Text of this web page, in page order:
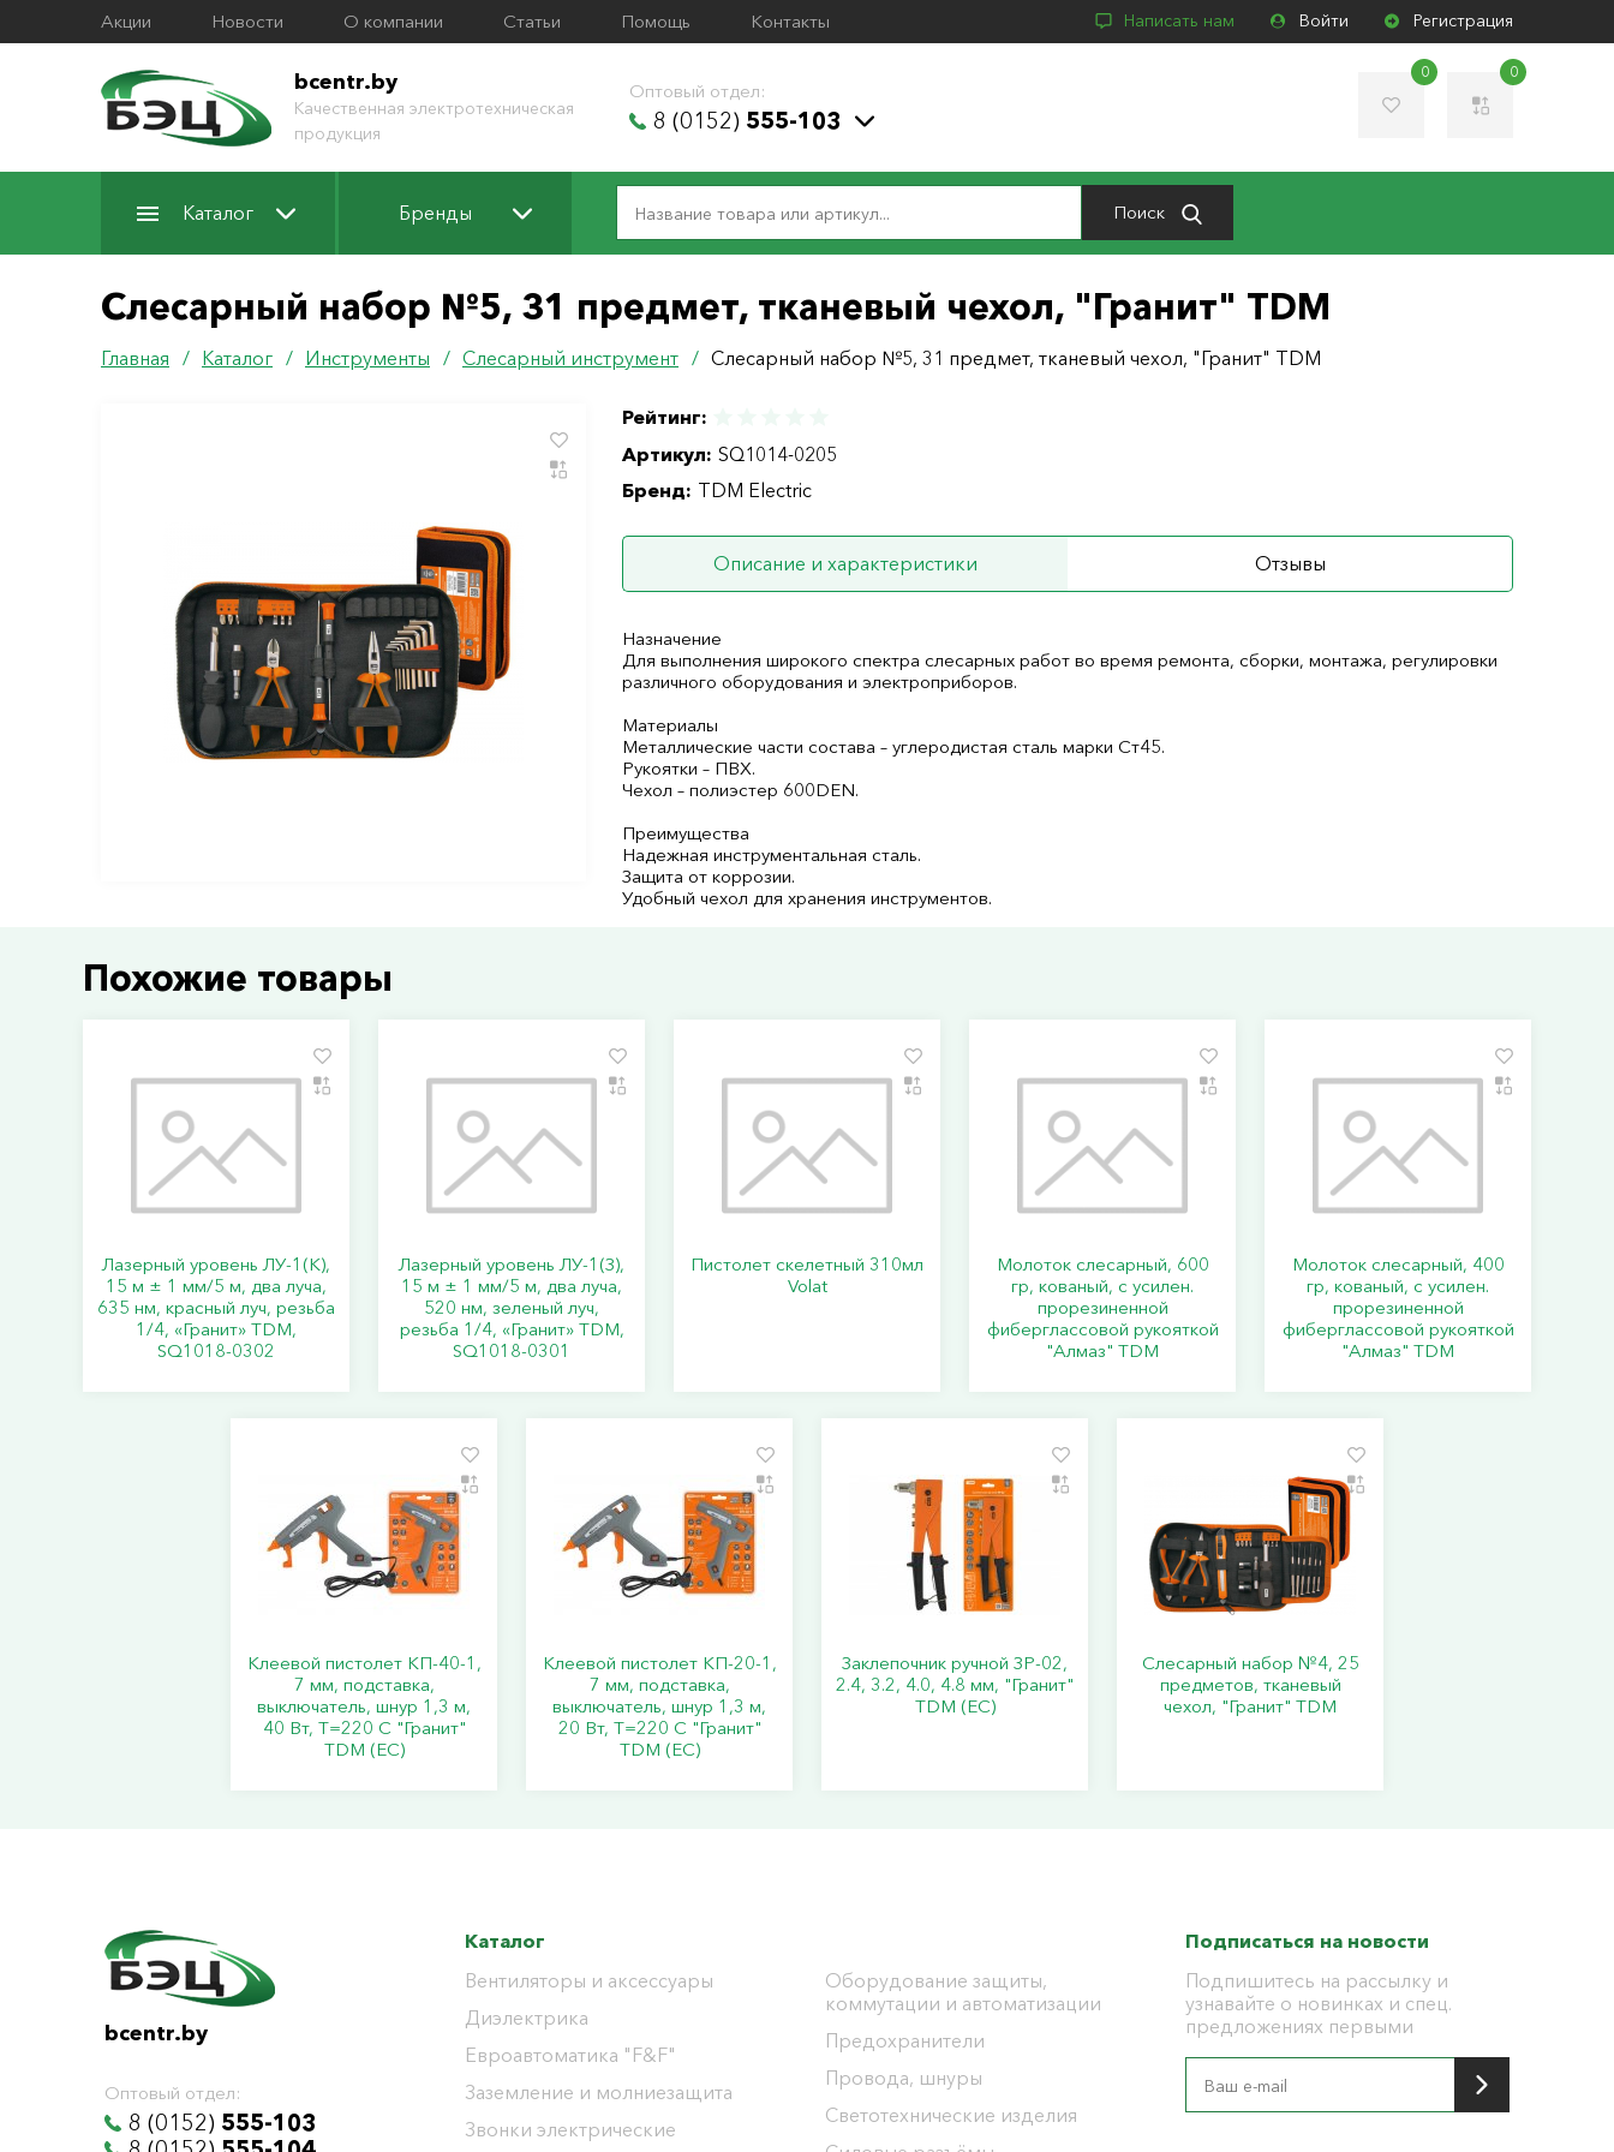
Акции Новости О компании Статьи Помощь Контакты Написать нам Войти Регистрация
bcentr.by
Качественная электротехническая
продукция
Оптовый отдел:
8 (0152) 555-103
0 0
Каталог Бренды Поиск
Слесарный набор №5, 31 предмет, тканевый чехол, "Гранит" TDM
Главная / Каталог / Инструменты / Слесарный инструмент / Слесарный набор №5, 31 предмет, тканевый чехол, "Гранит" TDM
Рейтинг:
Артикул: SQ1014-0205
Бренд: TDM Electric
Описание и характеристики Отзывы
Назначение
Для выполнения широкого спектра слесарных работ во время ремонта, сборки, монтажа, регулировки
различного оборудования и электроприборов.
Материалы
Металлические части состава – углеродистая сталь марки Ст45.
Рукоятки – ПВХ.
Чехол – полиэстер 600DEN.
Преимущества
Надежная инструментальная сталь.
Защита от коррозии.
Удобный чехол для хранения инструментов.
Похожие товары
Лазерный уровень ЛУ-1(К),
15 м ± 1 мм/5 м, два луча,
635 нм, красный луч, резьба
1/4, «Гранит» TDM,
SQ1018-0302
Лазерный уровень ЛУ-1(З),
15 м ± 1 мм/5 м, два луча,
520 нм, зеленый луч,
резьба 1/4, «Гранит» TDM,
SQ1018-0301
Пистолет скелетный 310мл
Volat
Молоток слесарный, 600
гр, кованый, с усилен.
прорезиненной
фиберглассовой рукояткой
"Алмаз" TDM
Молоток слесарный, 400
гр, кованый, с усилен.
прорезиненной
фиберглассовой рукояткой
"Алмаз" TDM
Клеевой пистолет КП-40-1,
7 мм, подставка,
выключатель, шнур 1,3 м,
40 Вт, Т=220 С "Гранит"
TDM (ЕС)
Клеевой пистолет КП-20-1,
7 мм, подставка,
выключатель, шнур 1,3 м,
20 Вт, Т=220 С "Гранит"
TDM (ЕС)
Заклепочник ручной ЗР-02,
2.4, 3.2, 4.0, 4.8 мм, "Гранит"
TDM (ЕС)
Слесарный набор №4, 25
предметов, тканевый
чехол, "Гранит" TDM
bcentr.by
Оптовый отдел:
8 (0152) 555-103
Каталог
Вентиляторы и аксессуары
Диэлектрика
Евроавтоматика "F&F"
Заземление и молниезащита
Звонки электрические
Оборудование защиты,
коммутации и автоматизации
Предохранители
Провода, шнуры
Светотехнические изделия
Подписаться на новости
Подпишитесь на рассылку и
узнавайте о новинках и спец.
предложениях первыми